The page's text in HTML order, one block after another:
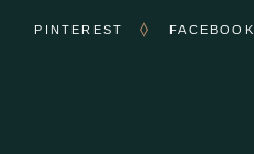
PINTEREST FACEBOOK